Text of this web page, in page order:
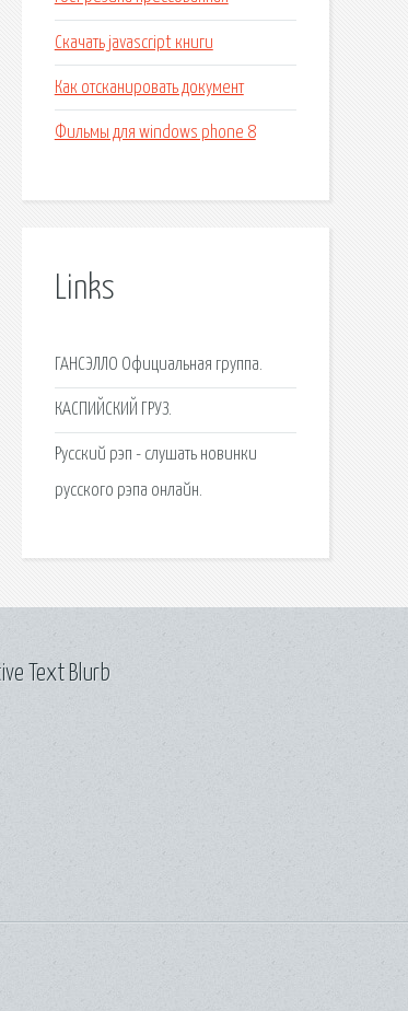
Скачать javascript книги
Как отсканировать документ
Фильмы для windows phone 8
Links
ГАНСЭЛЛО Официальная группа.
КАСПИЙСКИЙ ГРУЗ.
Русский рэп - слушать новинки
русского рэпа онлайн.
Text Blurb